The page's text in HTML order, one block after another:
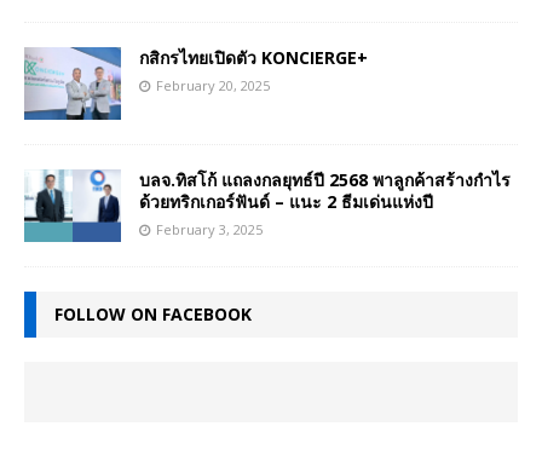
กสิกรไทยเปิดตัว KONCIERGE+
February 20, 2025
บลจ.ทิสโก้ แถลงกลยุทธ์ปี 2568 พาลูกค้าสร้างกำไร
ด้วยทริกเกอร์ฟันด์ – แนะ 2 ธีมเด่นแห่งปี
February 3, 2025
FOLLOW ON FACEBOOK